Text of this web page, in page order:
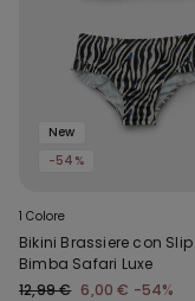
New
-54%
1 Colore
Bikini Brassiere con Slip
Bimba Safari Luxe
12,99 € 6,00 € -54%